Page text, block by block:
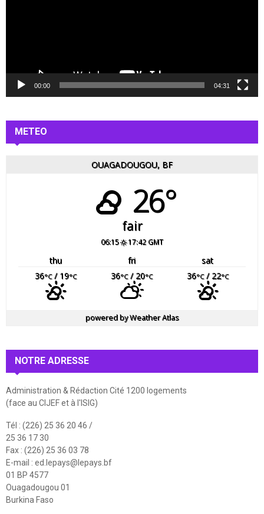
d
o
00:00 04:31
METEO
OUAGADOUGOU, BF
26°
fair
06:15 17:42 GMT
thu fri
sat
36°C/ 19°C 36°C/ 20°C 36°C/ 22°C
powered byWeather Atlas
NOTRE ADRESSE
Administration & Rédaction Cité 1200 logements
(face au CIJEF et à l'ISIG)
Tél : (226) 25 36 20 46 /
25 36 17 30
Fax : (226) 25 36 03 78
E-mail : ed.lepays@lepays.bf
01 BP 4577
Ouagadougou 01
Burkina Faso